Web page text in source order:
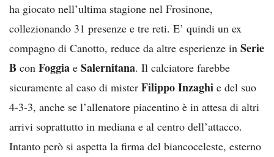
ha giocato nell’ultima stagione nel Frosinone,
collezionando 31 presenze e tre reti. E’ quindi un ex
compagno di Canotto, reduce da altre esperienze in Serie
B con Foggia e Salernitana. Il calciatore farebbe
sicuramente al caso di mister Filippo Inzaghi e del suo
4-3-3, anche se l’allenatore piacentino è in attesa di altri
arrivi soprattutto in mediana e al centro dell’attacco.
Intanto però si aspetta la firma del biancoceleste, esterno